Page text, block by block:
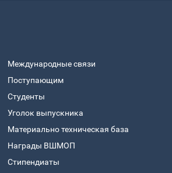
Международные связи
Поступающим
Студенты
Уголок выпускника
Материально техническая база
Награды ВШМОП
Стипендиаты